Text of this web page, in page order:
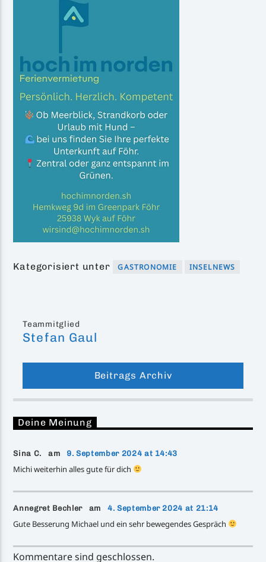
Kategorisiert unter GASTRONOMIE INSELNEWS
Teammitglied
Stefan Gaul
Beitrags Archiv
Deine Meinung
Sina C. am 9. September 2024 at 14:43
Michi weiterhin alles gute für dich
Annegret Bechler am4. September 2024 at 21:14
Gute Besserung Michael und ein sehr bewegendes Gespräch
Kommentare sind geschlossen.